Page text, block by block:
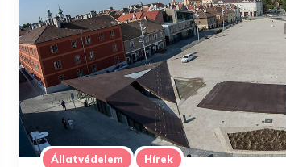
Állatvédelem Hírek